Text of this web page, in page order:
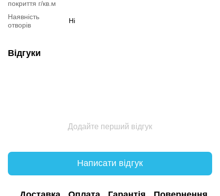
покриття г/кв.м
Наявність
отворів
Ні
Відгуки
Додайте перший відгук
Написати відгук